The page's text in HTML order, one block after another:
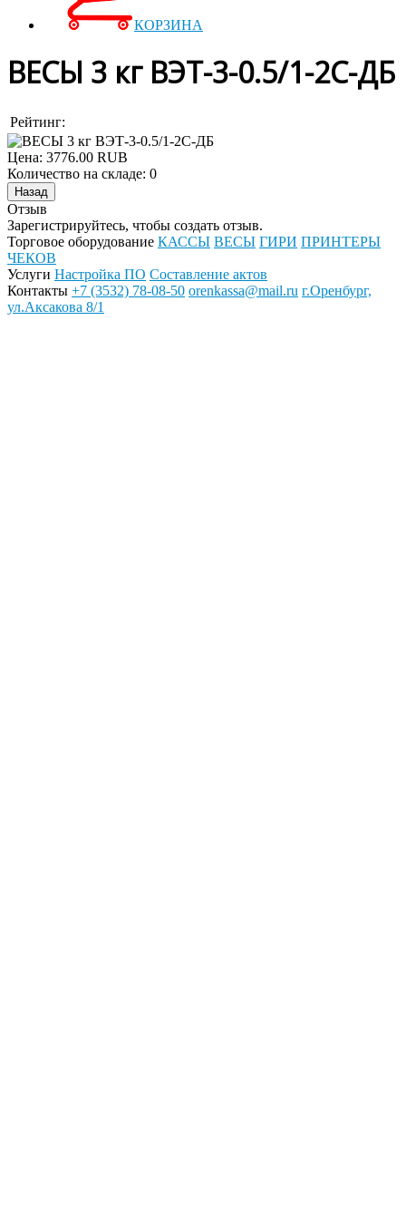
КОРЗИНА
ВЕСЫ 3 кг ВЭТ-3-0.5/1-2С-ДБ
Рейтинг:
Цена: 3776.00 RUB
Количество на складе: 0
Отзыв
Зарегистрируйтесь, чтобы создать отзыв.
Торговое оборудование КАССЫ ВЕСЫ ГИРИ ПРИНТЕРЫ
ЧЕКОВ
Услуги Настройка ПО Составление актов
Контакты +7 (3532) 78-08-50 orenkassa@mail.ru г.Оренбург,
ул.Аксакова 8/1